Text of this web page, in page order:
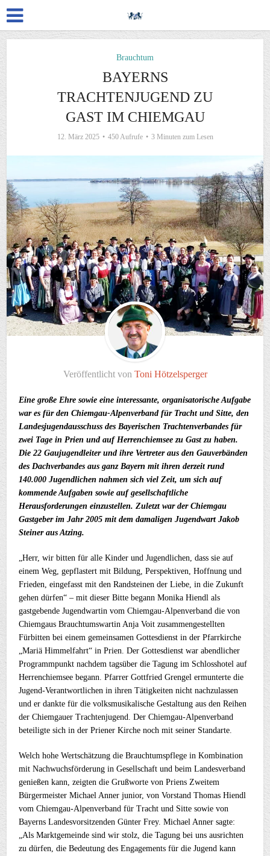
Brauchtum
BAYERNS
TRACHTENJUGEND ZU
GAST IM CHIEMGAU
12. März 2025 450 Aufrufe 3 Minuten zum Lesen
Veröffentlicht von Toni Hötzelsperger
Eine große Ehre sowie eine interessante, organisatorische Aufgabe
war es für den Chiemgau-Alpenverband für Tracht und Sitte, den
Landesjugendausschuss des Bayerischen Trachtenverbandes für
zwei Tage in Prien und auf Herrenchiemsee zu Gast zu haben.
Die 22 Gaujugendleiter und ihre Vertreter aus den Gauverbänden
des Dachverbandes aus ganz Bayern mit ihren derzeit rund
140.000 Jugendlichen nahmen sich viel Zeit, um sich auf
kommende Aufgaben sowie auf gesellschaftliche
Herausforderungen einzustellen. Zuletzt war der Chiemgau
Gastgeber im Jahr 2005 mit dem damaligen Jugendwart Jakob
Steiner aus Atzing.
„Herr, wir bitten für alle Kinder und Jugendlichen, dass sie auf
einem Weg, gepflastert mit Bildung, Perspektiven, Hoffnung und
Frieden, eingefasst mit den Randsteinen der Liebe, in die Zukunft
gehen dürfen“ – mit dieser Bitte begann Monika Hiendl als
gastgebende Jugendwartin vom Chiemgau-Alpenverband die von
Chiemgaus Brauchtumswartin Anja Voit zusammengestellten
Fürbitten bei einem gemeinsamen Gottesdienst in der Pfarrkirche
„Mariä Himmelfahrt“ in Prien. Der Gottesdienst war abendlicher
Programmpunkt nachdem tagsüber die Tagung im Schlosshotel auf
Herrenchiemsee begann. Pfarrer Gottfried Grengel ermunterte die
Jugend-Verantwortlichen in ihren Tätigkeiten nicht nachzulassen
und er dankte für die volksmusikalische Gestaltung aus den Reihen
der Chiemgauer Trachtenjugend. Der Chiemgau-Alpenverband
beteiligte sich in der Priener Kirche noch mit seiner Standarte.
Welch hohe Wertschätzung die Brauchtumspflege in Kombination
mit Nachwuchsförderung in Gesellschaft und beim Landesverband
genießen kann, zeigten die Grußworte von Priens Zweitem
Bürgermeister Michael Anner junior, von Vorstand Thomas Hiendl
vom Chiemgau-Alpenverband für Tracht und Sitte sowie von
Bayerns Landesvorsitzenden Günter Frey. Michael Anner sagte:
„Als Marktgemeinde sind wir stolz, die Tagung bei uns ausrichten
zu dürfen, die Bedeutung des Engagements für die Jugend kann